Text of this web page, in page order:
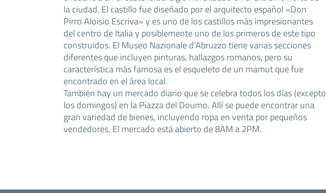
la ciudad. El castillo fue diseñado por el arquitecto español «Don
Pirro Aloisio Escriva» y es uno de los castillos más impresionantes
del centro de Italia y posiblemente uno de los primeros de este tipo
construidos. El Museo Nazionale d’Abruzzo tiene varias secciones
diferentes que incluyen pinturas, hallazgos romanos, pero su
característica más famosa es el esqueleto de un mamut que fue
encontrado en el área local.
También hay un mercado diario que se celebra todos los días (excepto
los domingos) en la Piazza del Doumo. Allí se puede encontrar una
gran variedad de bienes, incluyendo ropa en venta por pequeños
vendedores. El mercado está abierto de 8AM a 2PM.